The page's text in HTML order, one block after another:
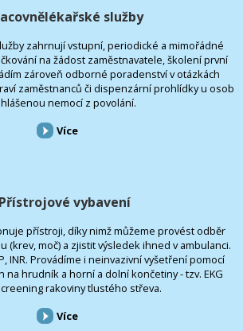
služby
zahrnují vstupní, periodické a mimořádné
na žádost zaměstnavatele, školení první
zároveň odborné poradenství v otázkách
zaměstnanců či dispenzární prohlídky u osob
nemocí z povolání.
Více
Přístrojové vybavení
přístroji, díky nimž můžeme provést odběr
(krev, moč) a zjistit výsledek ihned v ambulanci.
INR. Provádíme i neinvazivní vyšetření pomocí
hrudník a horní a dolní končetiny - tzv. EKG
rakoviny tlustého střeva.
Více